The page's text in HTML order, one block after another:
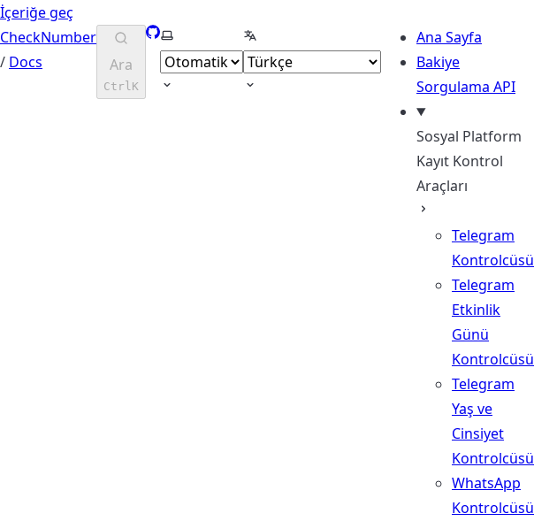
İçeriğe geç
CheckNumber
/ Docs Ara
CtrlK
GitHub
Tema seç Dil seçin
Ana Sayfa
Bakiye
Sorgulama API
Sosyal Platform
Kayıt Kontrol
Araçları
Telegram
Kontrolcüsü
Telegram
Etkinlik
Günü
Kontrolcüsü
Telegram
Yaş ve
Cinsiyet
Kontrolcüsü
WhatsApp
Kontrolcüsü